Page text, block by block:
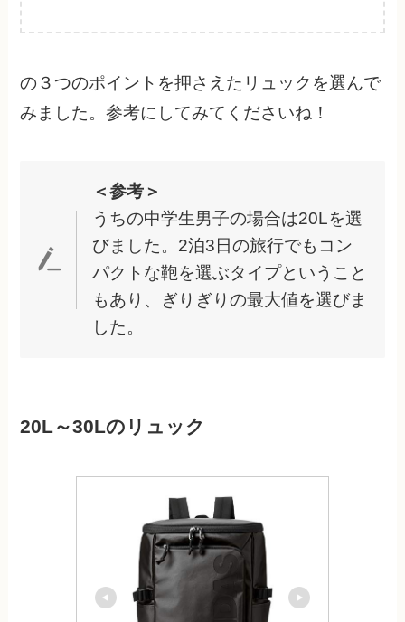
の３つのポイントを押さえたリュックを選んで
みました。参考にしてみてくださいね！
＜参考＞
うちの中学生男子の場合は20Lを選
びました。2泊3日の旅行でもコン
パクトな鞄を選ぶタイプということ
もあり、ぎりぎりの最大値を選びま
した。
20L～30Lのリュック